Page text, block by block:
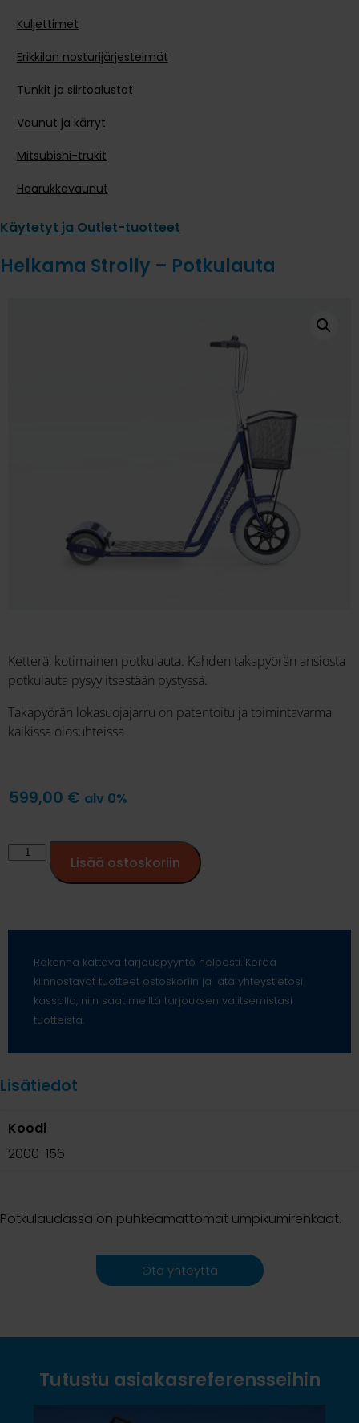
Kuljettimet
Erikkilan nosturijärjestelmät
Tunkit ja siirtoalustat
Vaunut ja kärryt
Mitsubishi-trukit
Haarukkavaunut
Käytetyt ja Outlet-tuotteet
Helkama Strolly – Potkulauta
Ketterä, kotimainen potkulauta. Kahden takapyörän ansiosta
potkulauta pysyy itsestään pystyssä.
Takapyörän lokasuojajarru on patentoitu ja toimintavarma
kaikissa olosuhteissa
599,00 € alv 0%
Lisää ostoskoriin
Rakenna kattava tarjouspyyntö helposti. Kerää
kiinnostavat tuotteet ostoskoriin ja jätä yhteystietosi
kassalla, niin saat meiltä tarjouksen valitsemistasi
tuotteista.
Lisätiedot
Koodi
2000-156
Potkulaudassa on puhkeamattomat umpikumirenkaat.
Ota yhteyttä
Tutustu asiakasreferensseihin